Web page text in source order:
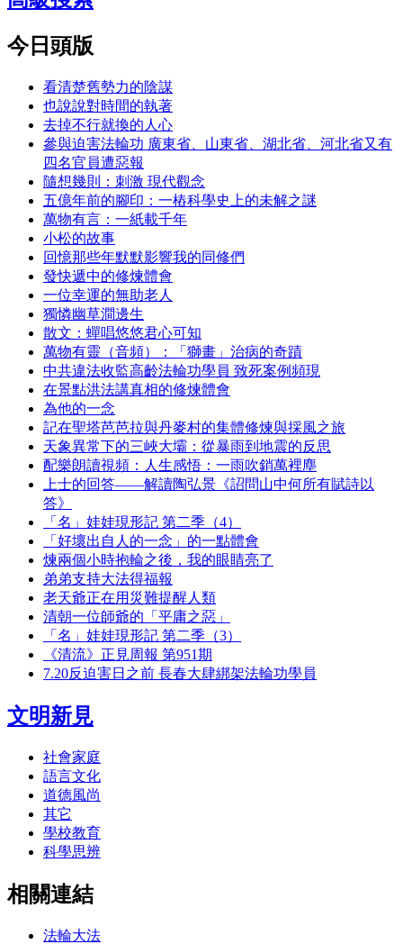
今日頭版
看清楚舊勢力的陰謀
也說說對時間的執著
去掉不行就換的人心
參與迫害法輪功 廣東省、山東省、湖北省、河北省又有
四名官員遭惡報
隨想幾則：刺激 現代觀念
五億年前的腳印：一樁科學史上的未解之謎
萬物有言：一紙載千年
小松的故事
回憶那些年默默影響我的同修們
發快遞中的修煉體會
一位幸運的無助老人
獨憐幽草澗邊生
散文：蟬唱悠悠君心可知
萬物有靈（音頻）：「獅畫」治病的奇蹟
中共違法收監高齡法輪功學員 致死案例頻現
在景點洪法講真相的修煉體會
為他的一念
記在聖塔芭芭拉與丹麥村的集體修煉與採風之旅
天象異常下的三峽大壩：從暴雨到地震的反思
配樂朗讀視頻：人生感悟：一雨吹銷萬裡塵
上士的回答——解讀陶弘景《詔問山中何所有賦詩以
答》
「名」娃娃現形記 第二季（4）
「好壞出自人的一念」的一點體會
煉兩個小時抱輪之後，我的眼睛亮了
弟弟支持大法得福報
老天爺正在用災難提醒人類
清朝一位師爺的「平庸之惡」
「名」娃娃現形記 第二季（3）
《清流》正見周報 第951期
7.20反迫害日之前 長春大肆綁架法輪功學員
文明新見
社會家庭
語言文化
道德風尚
其它
學校教育
科學思辨
相關連結
法輪大法